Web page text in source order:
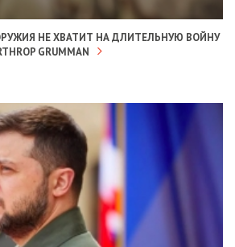
НЕ ХВАТИТ НА ДЛИТЕЛЬНУЮ ВОЙНУ
GRUMMAN